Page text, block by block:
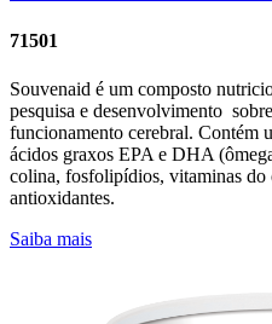
71501
Souvenaid é um composto
pesquisa e desenvolvimento
funcionamento cerebral. Contém
ácidos graxos EPA e DHA
colina, fosfolipídios, vitaminas
antioxidantes.
Saiba mais